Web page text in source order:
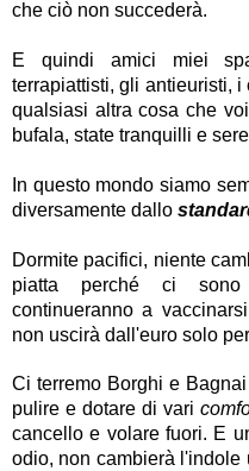
che ciò non succederà.
E quindi amici miei
terrapiattisti, gli antieuristi,
qualsiasi altra cosa che
bufala, state tranquilli e
In questo mondo siamo
diversamente dallo
Dormite pacifici, niente
piatta perché ci
continueranno a
non uscirà dall'euro solo
Ci terremo Borghi e
pulire e dotare di vari
cancello e volare fuori. E
odio, non cambierà